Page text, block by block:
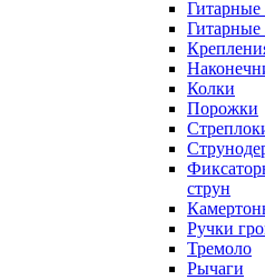
Гитарные
Колки
Порожки
струн
Ручки
Тремоло
Рычаги